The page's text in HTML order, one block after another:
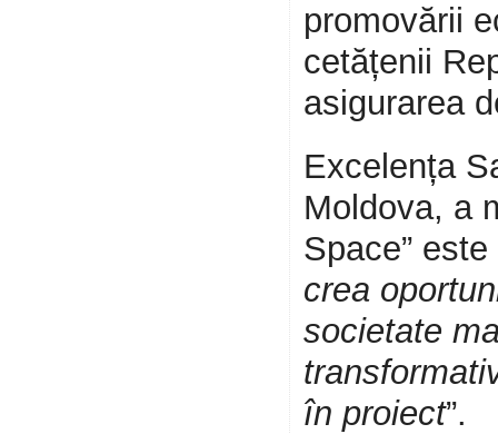
promovării
cetățenii
asigurarea
Excelența
Moldova, a
Space”
crea
societate
în proiect”.